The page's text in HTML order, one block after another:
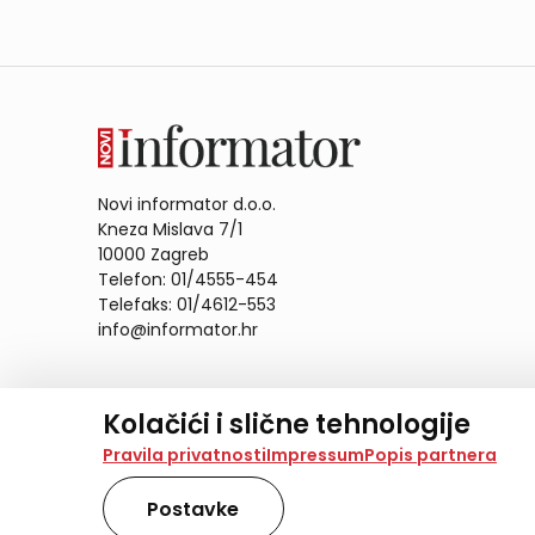
Kolačići i slične tehnologije
Na našoj web stranici koristimo kolačiće i slične
analiziramo promet na stranici te prikazujemo
također koriste ove tehnologije.
Odabirom opcije „Samo nužno“ prihvaćate samo
Pravila privatnostiImpressumPopis partnera
Postavke
Novi informator d.o.o.
Kneza Mislava 7/1
10000 Zagreb
Telefon: 01/4555-454
Telefaks: 01/4612-553
info@informator.hr